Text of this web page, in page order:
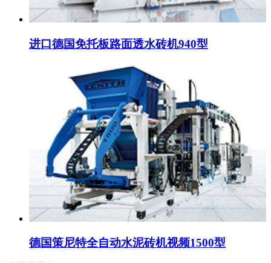
进口德国免托板路面透水砖机940型
德国策尼特全自动水泥砖机视频1500型